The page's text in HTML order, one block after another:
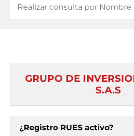
GRUPO DE
S.A.S
¿Registro RUES activo?